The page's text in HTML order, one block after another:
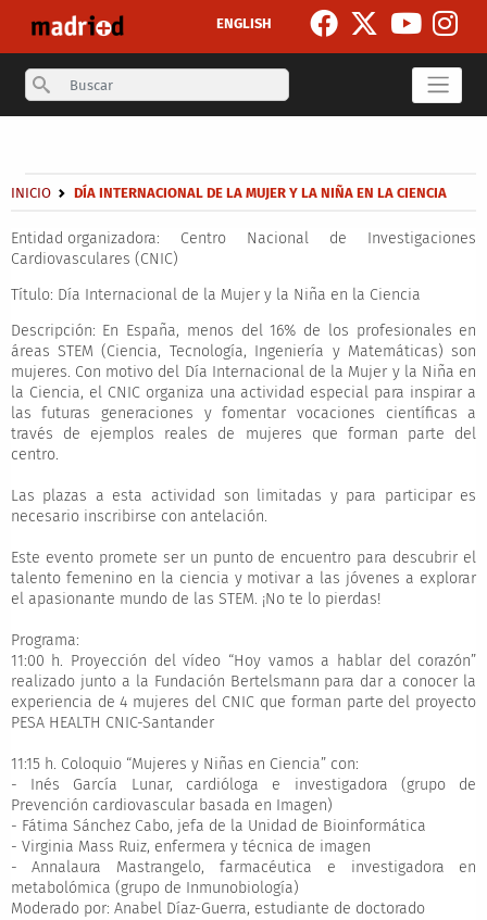
ENGLISH
Search
Sobrescribir enlaces de ayuda a la navegación
INICIO DÍA INTERNACIONAL DE LA MUJER Y LA NIÑA EN LA CIENCIA
Entidad organizadora: Centro Nacional de Investigaciones
Cardiovasculares (CNIC)
Título: Día Internacional de la Mujer y la Niña en la Ciencia
Descripción: En España, menos del 16% de los profesionales en
áreas STEM (Ciencia, Tecnología, Ingeniería y Matemáticas) son
mujeres. Con motivo del Día Internacional de la Mujer y la Niña en
la Ciencia, el CNIC organiza una actividad especial para inspirar a
las futuras generaciones y fomentar vocaciones científicas a
través de ejemplos reales de mujeres que forman parte del
centro.
Las plazas a esta actividad son limitadas y para participar es
necesario inscribirse con antelación.
Este evento promete ser un punto de encuentro para descubrir el
talento femenino en la ciencia y motivar a las jóvenes a explorar
el apasionante mundo de las STEM. ¡No te lo pierdas!
Programa:
11:00 h. Proyección del vídeo “Hoy vamos a hablar del corazón”
realizado junto a la Fundación Bertelsmann para dar a conocer la
experiencia de 4 mujeres del CNIC que forman parte del proyecto
PESA HEALTH CNIC-Santander
11:15 h. Coloquio “Mujeres y Niñas en Ciencia” con:
- Inés García Lunar, cardióloga e investigadora (grupo de
Prevención cardiovascular basada en Imagen)
- Fátima Sánchez Cabo, jefa de la Unidad de Bioinformática
- Virginia Mass Ruiz, enfermera y técnica de imagen
- Annalaura Mastrangelo, farmacéutica e investigadora en
metabolómica (grupo de Inmunobiología)
Moderado por: Anabel Díaz-Guerra, estudiante de doctorado